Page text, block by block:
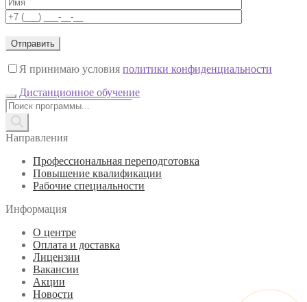
Я принимаю условия политики конфиденциальности
Дистанционное обучение
Поиск
товаров
Направления
Профессиональная переподготовка
Повышение квалификации
Рабочие специальности
Информация
О центре
Оплата и доставка
Лицензии
Вакансии
Акции
Новости